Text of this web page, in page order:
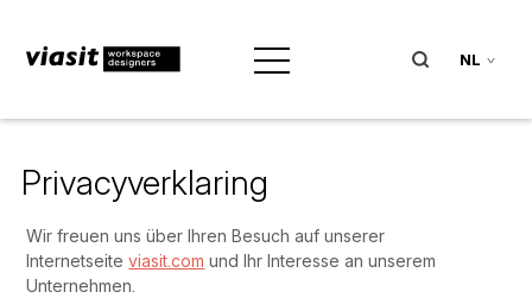
NL
Privacyverklaring
Wir freuen uns über Ihren Besuch auf unserer
Internetseiteviasit.com und Ihr Interesse an unserem
Unternehmen.